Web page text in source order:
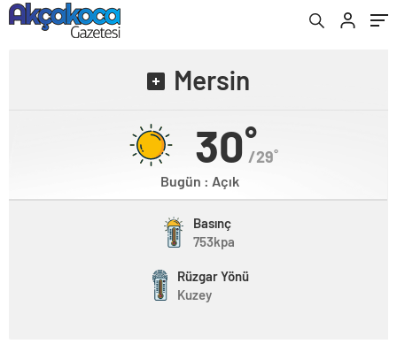
Mersin
30˚
/29˚
Bugün : Açık
Basınç
753kpa
Rüzgar Yönü
Kuzey